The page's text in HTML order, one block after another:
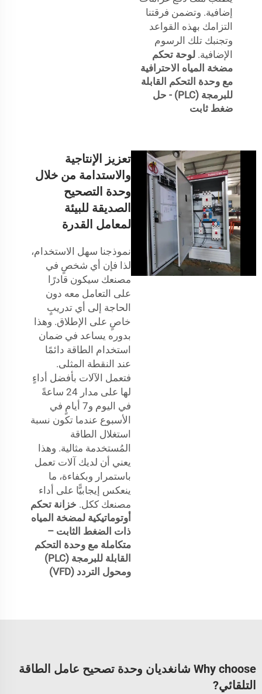
إضافية. وتضمن فرقتنا
التزامك بهذه القواعد
وتجنبك تلك الرسوم
الإضافية. لوحة تحكم
مضخة المياه الاحترافية
مع وحدة التحكم القابلة
للبرمجة (PLC) - حل
ضغط ثابت
تعزيز الإنتاجية
والاستدامة من خلال
وحدة التصحيح
الصديقة للبيئة
لمعامل القدرة
نموذجنا سهل الاستخدام،
لذا فإن أي شخصٍ في
مصنعك سيكون قادرًا
على التعامل معه دون
الحاجة إلى أي تدريبٍ
خاصٍ على الإطلاق. وهذا
بدوره يساعد في ضمان
استخدام الطاقة دائمًا
عند النقطة المثلى.
فتعمل الآلات بأفضل أداءٍ
لها على مدار 24 ساعةً
في اليوم و7 أيامٍ في
الأسبوع عندما تكون نسبة
استغلال الطاقة
المُستخدمة مثالية. وهذا
يعني أن لديك آلات تعمل
باستمرار وبكفاءة، ما
ينعكس إيجابيًّا على أداء
مصنعك ككل. خزانة تحكم
أوتوماتيكية لمضخة المياه
ذات الضغط الثابت –
متكاملة مع وحدة التحكم
القابلة للبرمجة (PLC)
ومحول التردد (VFD)
Why choose شانغديان وحدة تصحيح عامل الطاقة
التلقائي?